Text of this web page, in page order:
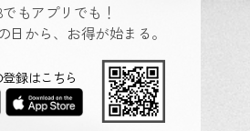
でもアプリでも！
日から、お得が始まる。
録はこちら